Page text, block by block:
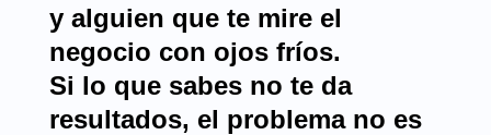
y alguien que te mire el
negocio con ojos fríos.
Si lo que sabes no te da
resultados, el problema no es